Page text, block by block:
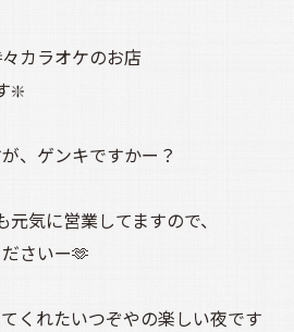
カラオケのお店
❇️
、ゲンキですかー？
元気に営業してますので、
さいー🫶
くれたいつぞやの楽しい夜です